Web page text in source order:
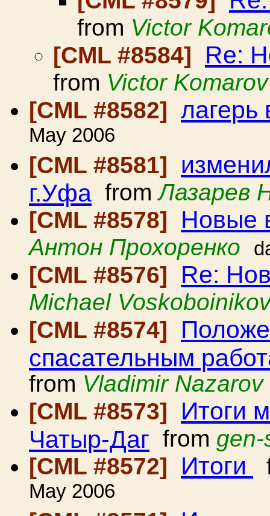
from Victor
[CML #8584]
Re:
from Victor Komarov
[CML #8582] лагерь
May 2006
[CML #8581]
г.Уфа fromЛазарев
[CML #8578]
Новые
Антон Прохоренко
[CML #8576] Re:
Michael
[CML #8574]
спасательным
from Vladimir Nazarov
[CML #8573]
Итоги
Чатыр-Даг from
[CML #8572]
Итоги
May 2006